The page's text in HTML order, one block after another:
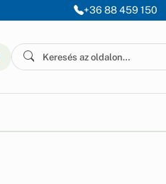
+36 88 459 150